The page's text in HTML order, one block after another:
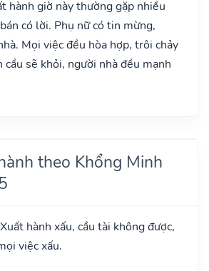
hành giờ này thường gặp nhiều
có lời. Phụ nữ có tin mừng,
Mọi việc đều hòa hợp, trôi chảy
sẽ khỏi, người nhà đều mạnh
theo Khổng Minh
Xuất hành xấu, cầu tài không được,
việc xấu.